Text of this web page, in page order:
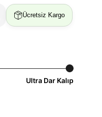
Ücretsiz Kargo
Ultra Dar Kalıp
Şifremi Unuttum